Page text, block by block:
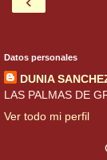
Datos personales
DUNIA
LAS PALMAS DE
Ver todo mi perfil